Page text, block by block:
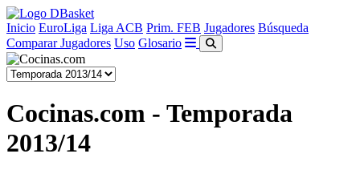
Inicio EuroLiga Liga ACB Prim. FEB Jugadores Búsqueda
Comparar Jugadores Uso Glosario
Cocinas.com - Temporada
2013/14